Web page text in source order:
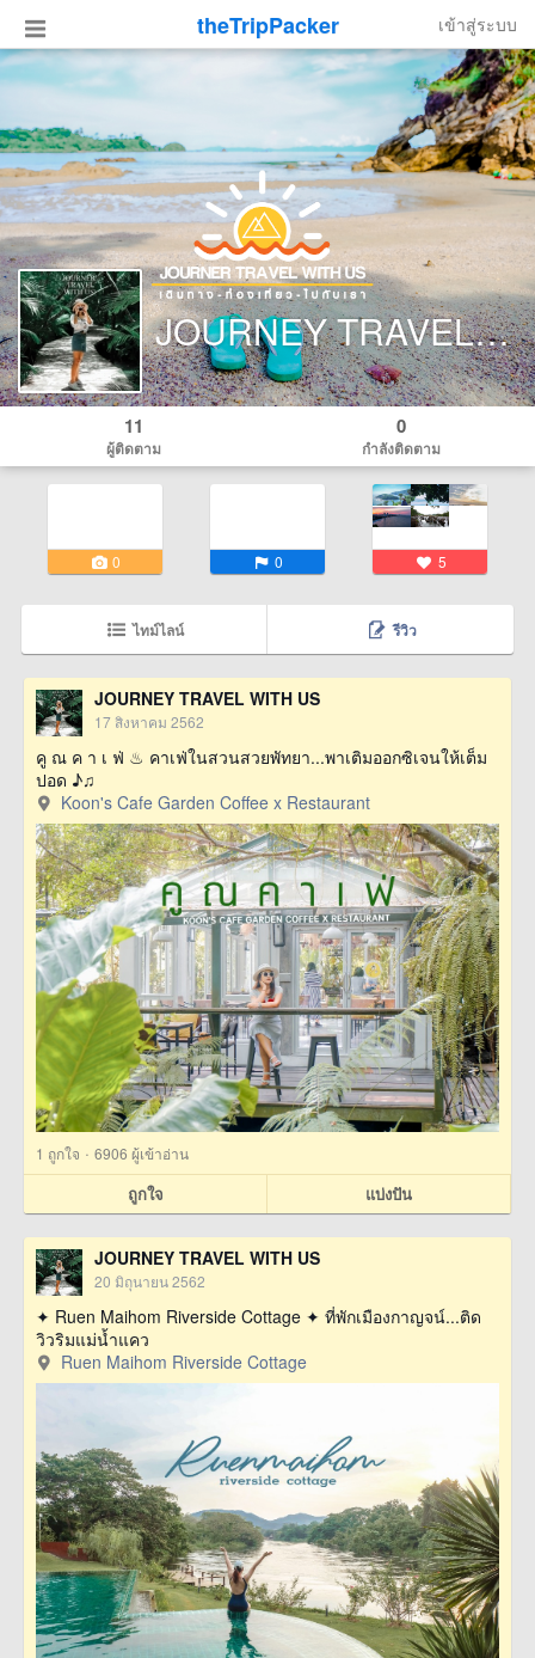
theTripPacker เข้าสู่ระบบ
JOURNEY TRAVEL WITH US
11
ผู้ติดตาม
0
กำลังติดตาม
0 0 5
ไทม์ไลน์ รีวิว
JOURNEY TRAVEL WITH US
17 สิงหาคม 2562
คู ณ ค า เ ฟ่ ♨ คาเฟ่ในสวนสวยพัทยา...พาเติมออกซิเจนให้เต็ม
ปอด ♪♫
Koon's Cafe Garden Coffee x Restaurant
1 ถูกใจ · 6906 ผู้เข้าอ่าน
ถูกใจ แบ่งปัน
JOURNEY TRAVEL WITH US
20 มิถุนายน 2562
✦ Ruen Maihom Riverside Cottage ✦ ที่พักเมืองกาญจน์...ติด
วิวริมแม่น้ำแคว
Ruen Maihom Riverside Cottage